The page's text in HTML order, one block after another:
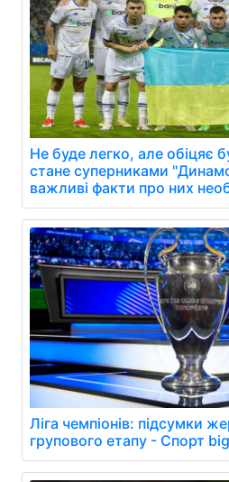
Не буде легко, але обіцяє
стане суперниками
важливі факти про них
Ліга чемпіонів: підсумки
групового етапу - Спорт